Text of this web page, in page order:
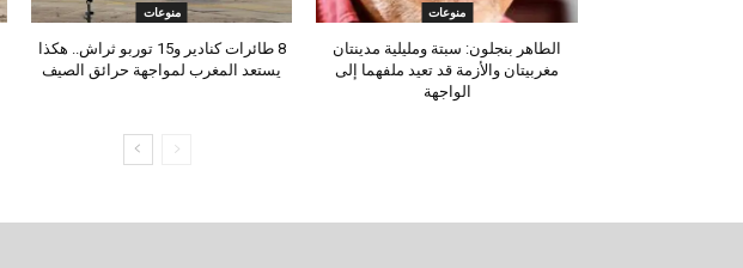
منوعات
الطاهر بنجلون: سبتة ومليلية مدينتان
مغربيتان والأزمة قد تعيد ملفهما إلى
الواجهة
منوعات
8 طائرات كنادير و15 توربو ثراش.. هكذا
يستعد المغرب لمواجهة حرائق الصيف